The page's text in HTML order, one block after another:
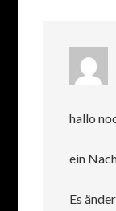
hallo
ein
Es